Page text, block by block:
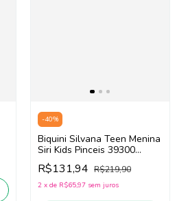
-40%
Biquini Silvana Teen Menina
Siri Kids Pinceis 39300
(Preto/Branco)
R$131,94 R$219,90
2 x de R$65,97 sem juros